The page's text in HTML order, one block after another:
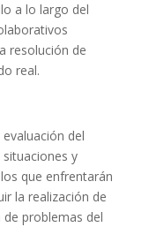
a lo largo del
resolución de
real.
del
y
que enfrentarán
la realización de
problemas del